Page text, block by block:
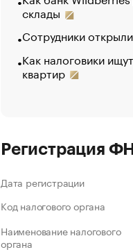
склады
Сотрудники
Как налоговики
квартир
Регистрация
Дата регистрации
Код налогового органа
Наименование налогового
органа